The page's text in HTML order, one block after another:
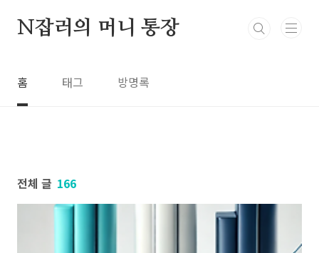
N잡러의 머니 통장
홈 태그 방명록
전체 글 166